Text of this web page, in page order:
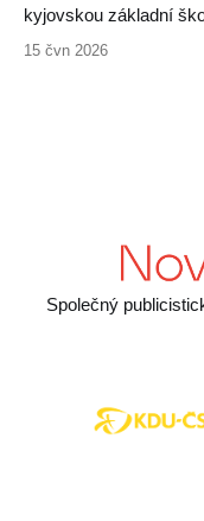
kyjovskou základní
15 čvn 2026
Společný